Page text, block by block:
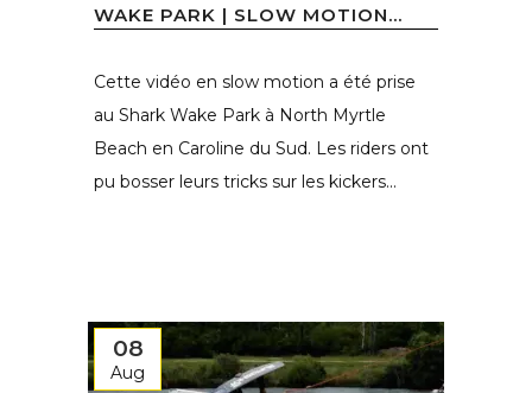
WAKE PARK | SLOW MOTION...
Cette vidéo en slow motion a été prise
au Shark Wake Park à North Myrtle
Beach en Caroline du Sud. Les riders ont
pu bosser leurs tricks sur les kickers...
08
Aug